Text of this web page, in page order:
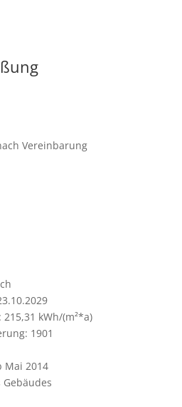
Vereinbarung
215,31 kWh/(m²*a)
1901
Mai 2014